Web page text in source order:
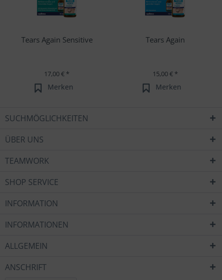
Tears Again Sensitive
17,00 € *
Merken
Tears Again
15,00 € *
Merken
SUCHMÖGLICHKEITEN
ÜBER UNS
TEAMWORK
SHOP SERVICE
INFORMATION
INFORMATIONEN
ALLGEMEIN
ANSCHRIFT